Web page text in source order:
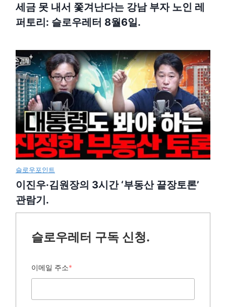
세금 못 내서 쫓겨난다는 강남 부자 노인 레
퍼토리: 슬로우레터 8월6일.
슬로우포인트
이진우·김원장의 3시간 ‘부동산 끝장토론’
관람기.
슬로우레터 구독 신청.
이메일 주소*